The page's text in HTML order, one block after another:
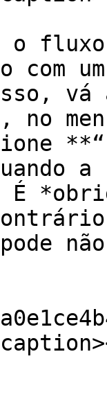
vá
no
É